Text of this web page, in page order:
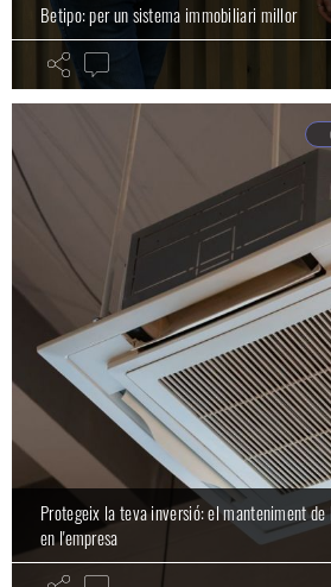
Betipo: per un sistema immobiliari millor
Protegeix la teva inversió: el manteniment
en l'empresa